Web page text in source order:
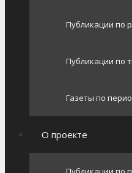
Публикации по
Публикации по
Газеты по
О проекте